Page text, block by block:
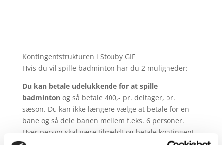
Kontingentstrukturen i Stouby GIF
Hvis du vil spille badminton har du 2 muligheder:
Du kan betale udelukkende for at spille
badminton og så betale 400,- pr. deltager, pr.
sæson. Du kan ikke længere vælge at betale for en
bane og så dele banen mellem f.eks. 6 personer.
Hver person skal være tilmeldt og betale kontingent.